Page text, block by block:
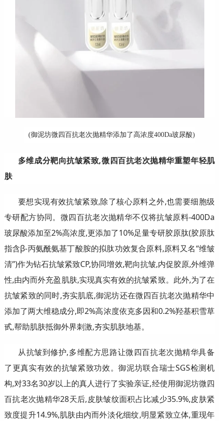
(御泥坊微四百抗老次抛精华添加了高浓度400Da玻尿酸)
多维成分靶向抗皱紧致,微四百抗老次抛精华重塑年轻肌
肤
要想实现有效抗皱紧致,除了核心原料之外,也需要细胞级
专研配方协同。微四百抗老次抛精华不仅将抗皱原料-400Da
玻尿酸添加至2%高浓度,更添加了10%足量专研胶原肽(胶原肽
指含β-丙氨酰氨基丁酸胺的拟肽功效复合原料,原料又名“维皱
清”)作为钻石抗皱紧致CP,协同增效,靶向抗皱,内促胶原,外维弹
性,由内而外充盈肌肤,实现真实有效的抗皱紧致。此外,为了在
抗皱紧致的同时,夯实肌底,御泥坊还在微四百抗老次抛精华中
添加了两大维稳成分,即2%高浓度依克多因和0.2%羟基积雪草
甙,帮助肌肤抵御外界刺激,夯实肌肤地基。
从抗皱到修护,多维配方思路让微四百抗老次抛精华具备
了更真实有效的抗皱紧致功效。御泥坊联合瑞士SGS检测机
构,对33名30岁以上的真人进行了实验亲证,经使用御泥坊微四
百抗老次抛精华28天后,皮肤皱纹面积占比减少35.9%,皮肤紧
致度提升14.9%,肌肤由内而外淡化细纹,明显紧致立体,重现年